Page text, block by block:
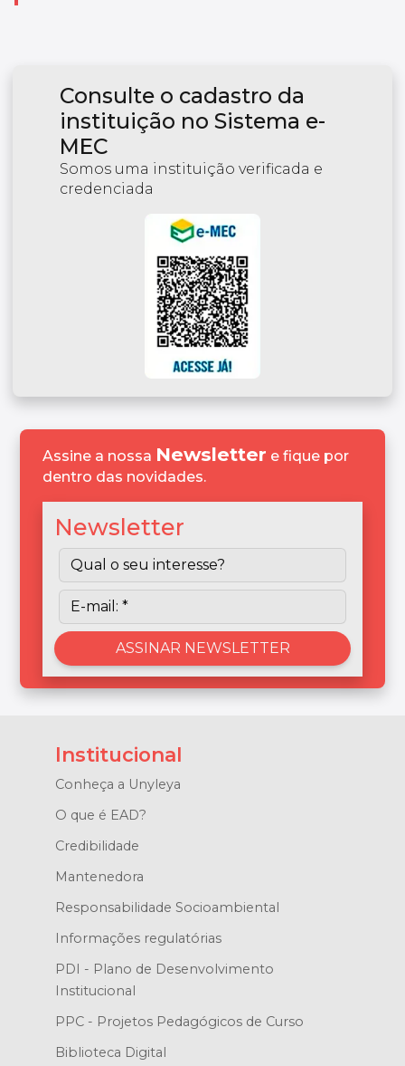
Consulte o cadastro da
instituição no Sistema e-
MEC
Somos uma instituição verificada e
credenciada
Assine a nossa Newsletter e fique por
dentro das novidades.
Newsletter
Institucional
Conheça a Unyleya
O que é EAD?
Credibilidade
Mantenedora
Responsabilidade Socioambiental
Informações regulatórias
PDI - Plano de Desenvolvimento
Institucional
PPC - Projetos Pedagógicos de Curso
Biblioteca Digital